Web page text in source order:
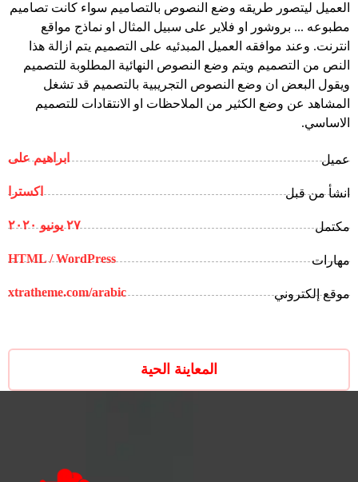
العميل ليتصور طريقه وضع النصوص بالتصاميم سواء كانت تصاميم
مطبوعه ... بروشور او فلاير على سبيل المثال او نماذج مواقع
انترنت. وعند موافقه العميل المبدئيه على التصميم يتم ازالة هذا
النص من التصميم ويتم وضع النصوص النهائية المطلوبة للتصميم
ويقول البعض ان وضع النصوص التجريبية بالتصميم قد تشغل
المشاهد عن وضع الكثير من الملاحظات او الانتقادات للتصميم
الاساسي.
عميل ابراهیم علی
انشأ من قبل اکسترا
مكتمل ۲۷ يونيو ۲۰۲۰
مهارات HTML / WordPress
موقع إلكتروني xtratheme.com/arabic
المعاينة الحية